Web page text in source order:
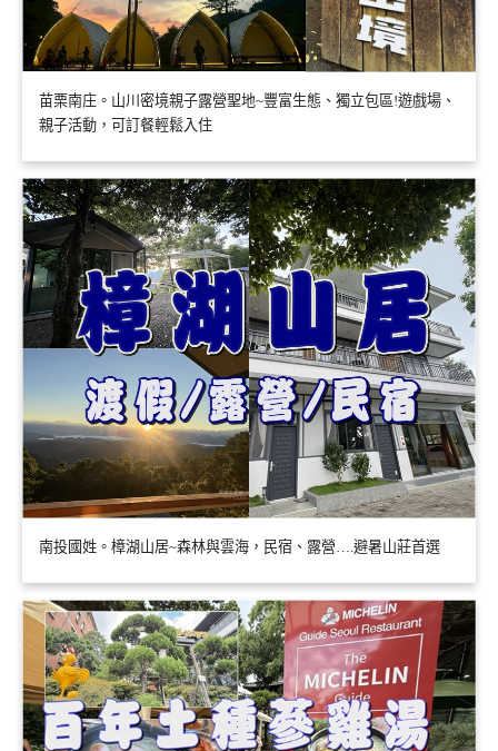
苗栗南庄。山川密境親子露營聖地~豐富生態、獨立包區!遊戲場、
親子活動，可訂餐輕鬆入住
南投國姓。樟湖山居~森林與雲海，民宿、露營….避暑山莊首選